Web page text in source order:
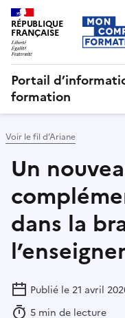
RÉPUBLIQUE
FRANÇAISE
Portail
formation
Voir le fil d’Ariane
Un
dans la
Publié le 21 avril
5 min de lecture